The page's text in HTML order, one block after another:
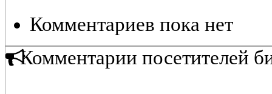
Комментариев пока нет
Комментарии посетителей